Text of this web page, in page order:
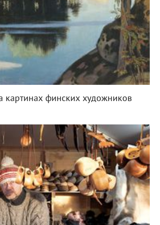
картинах финских художников